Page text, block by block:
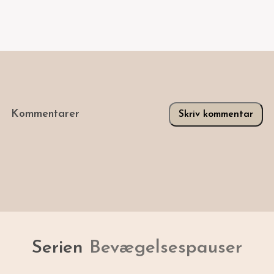
Kommentarer Skriv kommentar
Serien Bevægelsespauser